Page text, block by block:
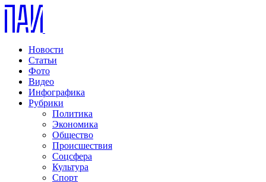
Новости
Статьи
Фото
Видео
Инфографика
Рубрики
Политика
Экономика
Общество
Происшествия
Соцсфера
Культура
Спорт